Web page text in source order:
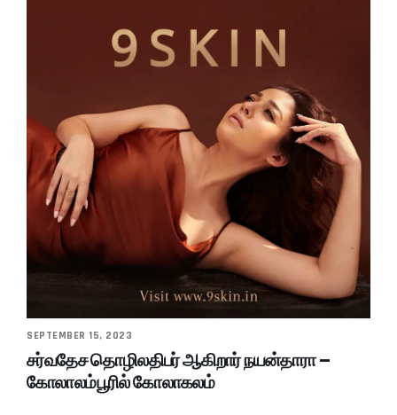
SEPTEMBER 15, 2023
சர்வதேச தொழிலதிபர் ஆகிறார் நயன்தாரா –
கோலாலம்பூரில் கோலாகலம்